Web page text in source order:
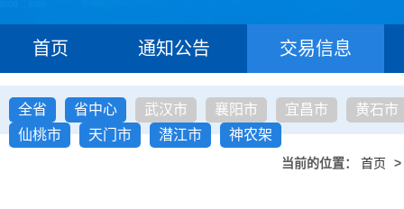
首页 通知公告 交易信息
全省 省中心 武汉市 襄阳市 宜昌市
黄石市
仙桃市
天门市 潜江市 神农架
当前的位置： 首页 >